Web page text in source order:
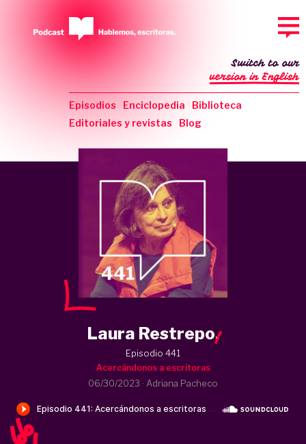
Episodios Enciclopedia
Biblioteca
Editoriales y revistas
Blog
Switch to our
version in English
Laura Restrepo.
Episodio 441
Acercándonos a escritoras
06/30/2023 · Adriana Pacheco